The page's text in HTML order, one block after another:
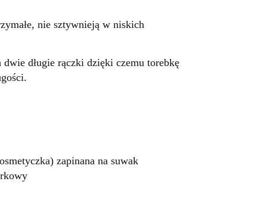
nie sztywnieją w niskich
długie rączki dzięki czemu torebkę
zapinana na suwak